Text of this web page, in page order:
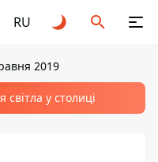
RU
2019
світла у столиці